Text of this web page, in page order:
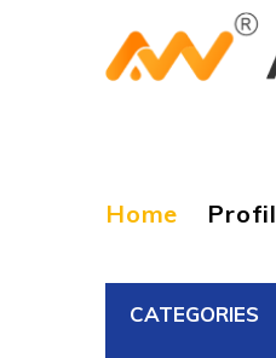
Home Profil
CATEGORIES